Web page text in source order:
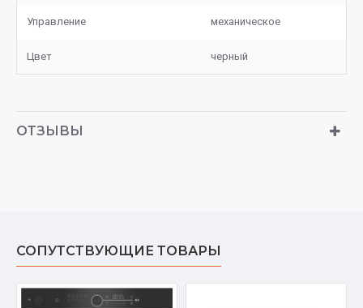
Управление механическое
Цвет черный
ОТЗЫВЫ
СОПУТСТВУЮЩИЕ ТОВАРЫ